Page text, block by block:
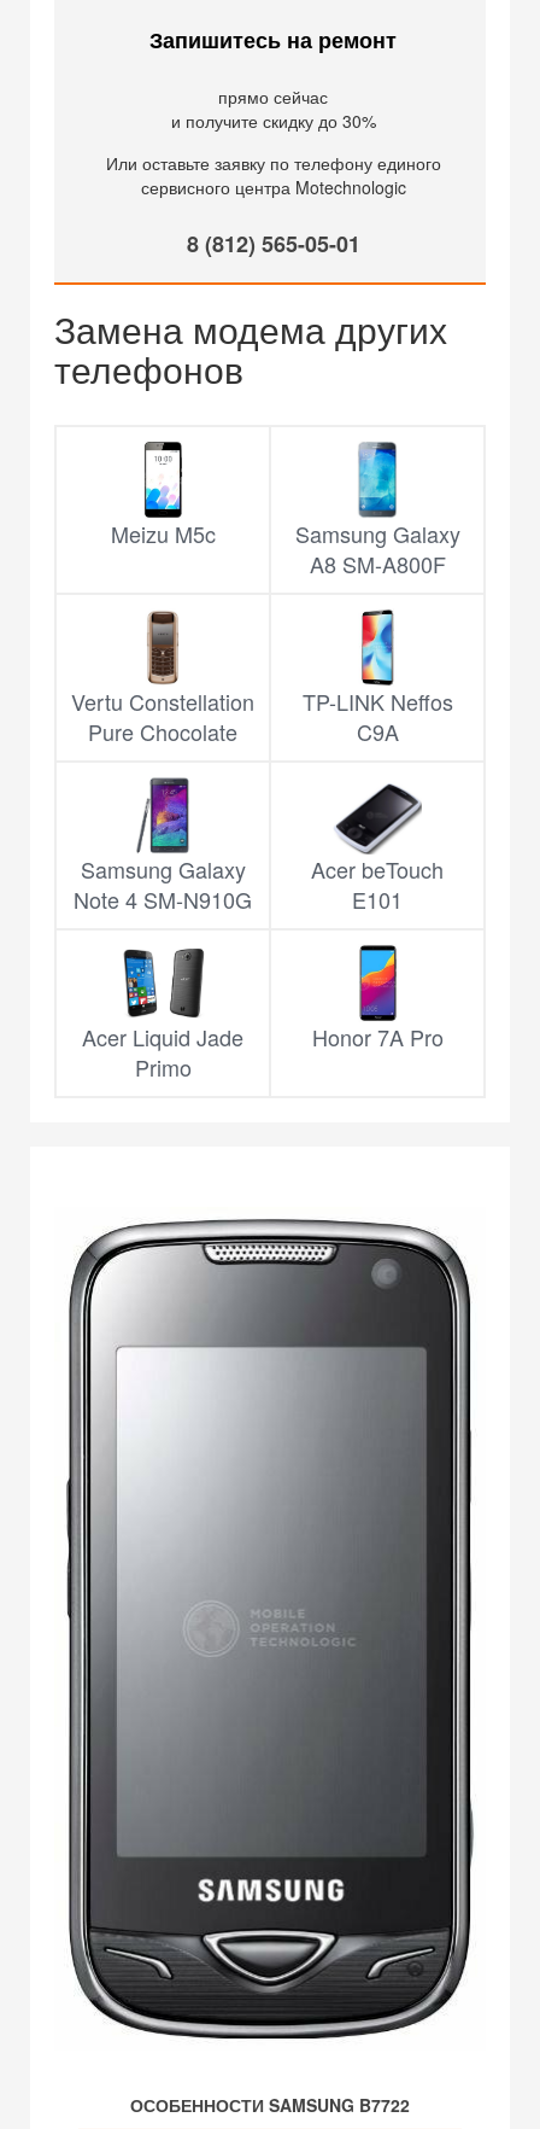
Запишитесь на ремонт
прямо сейчас
и получите скидку до 30%
Или оставьте заявку по телефону единого
сервисного центра Motechnologic
8 (812) 565-05-01
Замена модема других
телефонов
Meizu M5c
Samsung Galaxy
A8 SM-A800F
Vertu Constellation
Pure Chocolate
TP-LINK Neffos
C9A
Samsung Galaxy
Note 4 SM-N910G
Acer beTouch
E101
Acer Liquid Jade
Primo
Honor 7A Pro
ОСОБЕННОСТИ SAMSUNG B7722